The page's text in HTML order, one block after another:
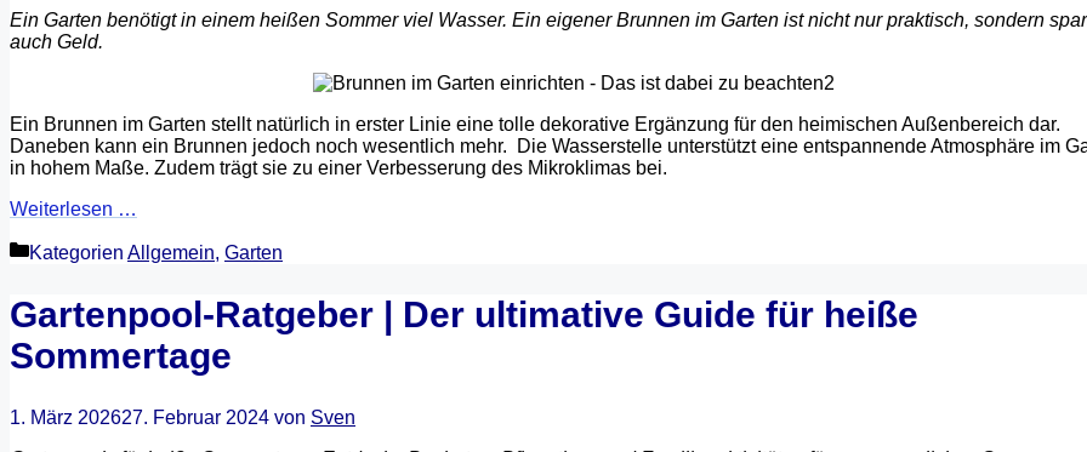
Ein Garten benötigt in einem heißen Sommer viel Wasser. Ein eigener Brunnen im Garten ist nicht nur praktisch, sondern
auch Geld.
Ein Brunnen im Garten stellt natürlich in erster Linie eine tolle dekorative Ergänzung für den heimischen Außenbereich dar.
Daneben kann ein Brunnen jedoch noch wesentlich mehr. Die Wasserstelle unterstützt eine entspannende Atmosphäre im
in hohem Maße. Zudem trägt sie zu einer Verbesserung des Mikroklimas bei.
Weiterlesen …
Kategorien Allgemein, Garten
Gartenpool-Ratgeber | Der ultimative Guide für heiße
Sommertage
1. März 202627. Februar 2024 von Sven